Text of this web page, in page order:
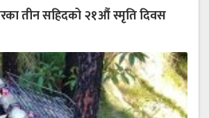
तीन सहिदको २१औं स्मृति दिवस